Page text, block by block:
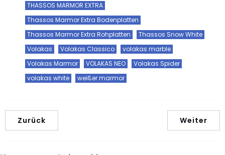
THASSOS MARMOR EXTRA
Thassos Marmor Extra Bodenplatten
Thassos Marmor Extra Rohplatten
Thassos Snow White
Volakas
Volakas Classico
volakas marble
Volakas Marmor
VOLAKAS NEO
Volakas Spider
volakas white
weißer marmor
Zurück Weiter